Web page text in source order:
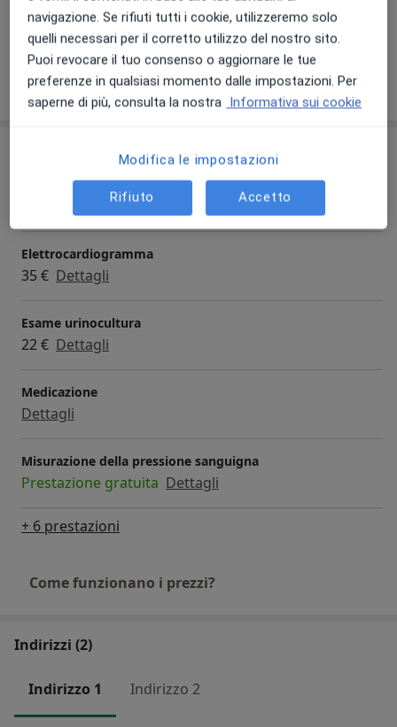
Aree di competenza principali:
Infermieristica
Mostra dettaglisull'esperienza
Prestazioni e prezzi
Attività di consulenza
Prestazione gratuita
Elettrocardiogramma
35 € Dettagli
Esame urinocultura
22 € Dettagli
Medicazione
Dettagli
Misurazione della pressione sanguigna
Prestazione gratuita Dettagli
+ 6 prestazioni
Come funzionano i prezzi?
Indirizzi (2)
Indirizzo 1 Indirizzo 2
navigazione. Se rifiuti tutti i cookie, utilizzeremo solo
quelli necessari per il corretto utilizzo del nostro sito.
Puoi revocare il tuo consenso o aggiornare le tue
preferenze in qualsiasi momento dalle impostazioni. Per
saperne di più, consulta la nostra Informativa sui cookie
Modifica le impostazioni
Rifiuto Accetto